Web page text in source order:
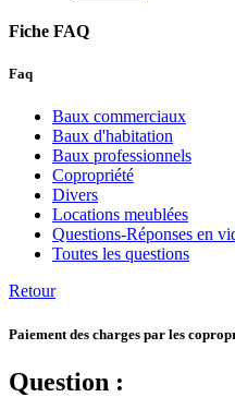
Fiche FAQ
Faq
Baux commerciaux
Baux d'habitation
Baux professionnels
Copropriété
Divers
Locations meublées
Questions-Réponses en
Toutes les questions
Retour
Paiement des charges par les
Question :